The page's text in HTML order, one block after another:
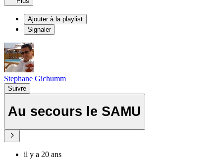
Ajouter à la playlist
Signaler
Stephane Gichumm
Suivre
Au secours le SAMU
il y a 20 ans